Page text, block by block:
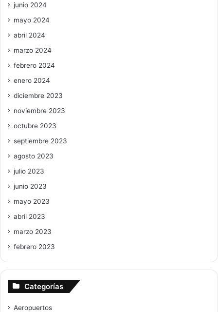
junio 2024
mayo 2024
abril 2024
marzo 2024
febrero 2024
enero 2024
diciembre 2023
noviembre 2023
octubre 2023
septiembre 2023
agosto 2023
julio 2023
junio 2023
mayo 2023
abril 2023
marzo 2023
febrero 2023
Categorías
Aeropuertos